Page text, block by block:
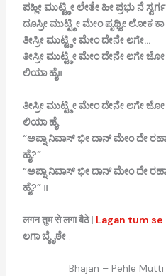
ಪಹ್ಲೀಮುಟ್ಟ್ಠೀಲೇತೇಹೀಪ್ರಭುನೆಸ್ವರ್ಗ
ದೂಸ್ರೀಮುಟ್ಟ್ಠೀಮೇಂಪೃಥ್ವೀಲೋಕ ಕಾ
ತೀಸ್ರೀಮುಟ್ಟ್ಠೀಮೇಂದೇನೇಲಗೇ…
ತೀಸ್ರೀಮುಟ್ಟ್ಠೀಮೇಂದೇನೇಲಗೇಜೋ
ಲಿಯಾಹೈ।।
ತೀಸ್ರೀಮುಟ್ಟ್ಠೀಮೇಂದೇನೇಲಗೇಜೋ
ಲಿಯಾಹೈ,
“ಅಪ್ನಾನಿವಾಸ್ಭೀದಾನ್ಮೇಂದೇ
ಹೈ?”
“ಅಪ್ನಾನಿವಾಸ್ಭೀದಾನ್ಮೇಂದೇ
ಹೈ?”।।
लगन तुम से लगा बैठे | Lagan tum
ಲಗಾ ಬ್ಯೈಠೇ.
Bhajan – Pehle